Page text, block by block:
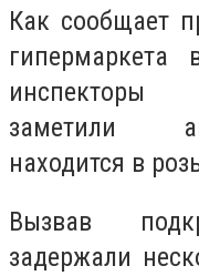
Как сообщает
гипермаркета
инспекторы
заметили
находится в
Вызвав
задержали